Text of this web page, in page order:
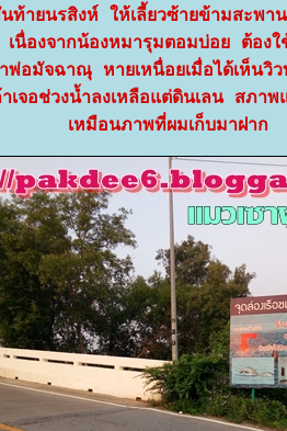
ายนรสิงห์ ให้เลี้ยวซ้ายข้ามสะพา
เนื่องจากน้องหมารุมตอมบ่อย ต้อ
าพ่อมัจฉาณุ หายเหนื่อยเมื่อได้เห็น
จอช่วงน้ำลงเหลือแต่ดินเลน สภาพ
เหมือนภาพที่ผมเก็บมาฝาก